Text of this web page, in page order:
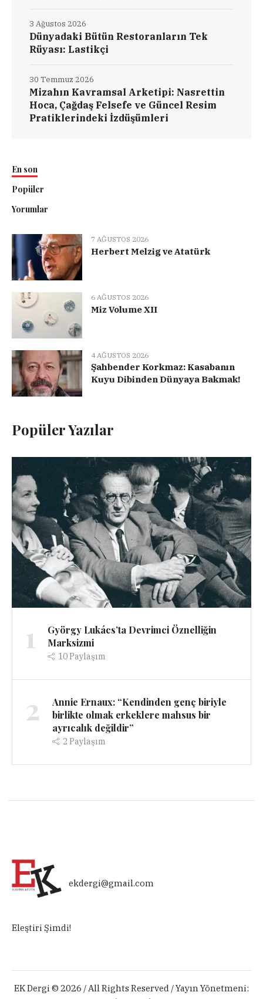
Dünyadaki Bütün Restoranların Tek
Rüyası: Lastikçi
3 Ağustos 2026
Mizahın Kavramsal Arketipi: Nasrettin
Hoca, Çağdaş Felsefe ve Güncel Resim
Pratiklerindeki İzdüşümleri
30 Temmuz 2026
En son
Popüler
Yorumlar
7 AĞUSTOS 2026
Herbert Melzig ve Atatürk
6 AĞUSTOS 2026
Miz Volume XII
4 AĞUSTOS 2026
Şahbender Korkmaz: Kasabanın
Kuyu Dibinden Dünyaya Bakmak!
Popüler Yazılar
1
György Lukács’ta Devrimci Öznelliğin
Marksizmi
10Paylaşım
2
Annie Ernaux: “Kendinden genç biriyle
birlikte olmak erkeklere mahsus bir
ayrıcalık değildir”
2 Paylaşım
ekdergi@gmail.com
Eleştiri Şimdi!
EK Dergi © 2026 / All Rights Reserved / Yayın Yönetmeni: